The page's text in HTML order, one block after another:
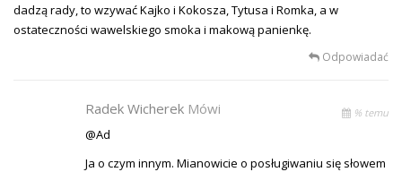
dadzą rady, to wzywać Kajko i Kokosza, Tytusa i Romka, a w
ostateczności wawelskiego smoka i makową panienkę.
Odpowiadać
Radek Wicherek Mówi % temu
@Ad
Ja o czym innym. Mianowicie o posługiwaniu się słowem